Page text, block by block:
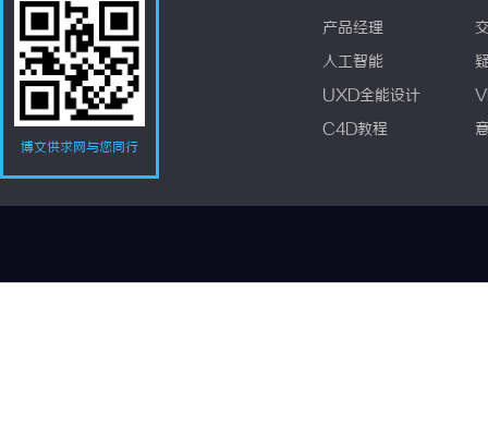
博文供求网与您同行
产品经理
人工智能
UXD全能设计
C4D教程